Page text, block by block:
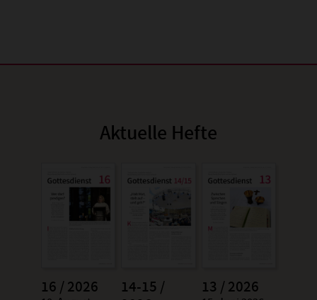
Aktuelle Hefte
16 / 2026
14-15 /
13 / 2026